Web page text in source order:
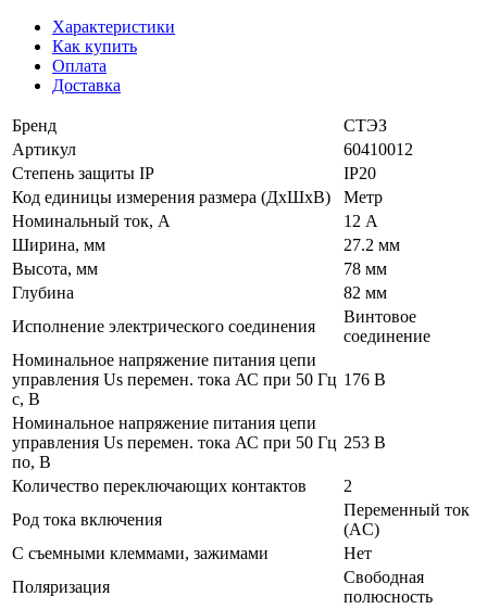
Характеристики
Как купить
Оплата
Доставка
Бренд
СТЭЗ
Артикул
60410012
Степень защиты IP
IP20
Код единицы измерения размера (ДхШхВ)
Метр
Номинальный ток, А
12 А
Ширина, мм
27.2 мм
Высота, мм
78 мм
Глубина
82 мм
Исполнение электрического соединения
Винтовое
соединение
Номинальное напряжение питания цепи
управления Us перемен. тока АС при 50 Гц
с, В
176 В
Номинальное напряжение питания цепи
управления Us перемен. тока АС при 50 Гц
по, В
253 В
Количество переключающих контактов
2
Род тока включения
Переменный ток
(AC)
С съемными клеммами, зажимами
Нет
Поляризация
Свободная
полюсность